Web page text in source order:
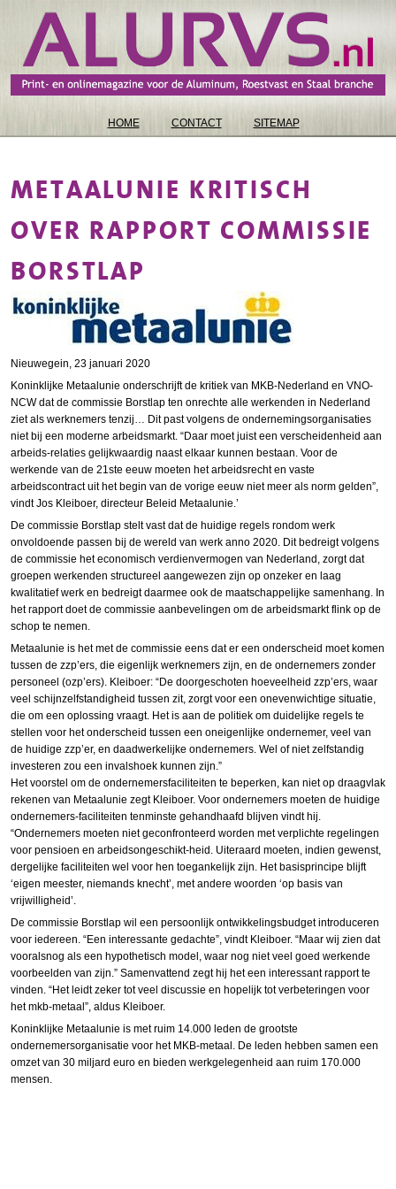
HOME CONTACT SITEMAP
METAALUNIE KRITISCH
OVER RAPPORT COMMISSIE
BORSTLAP
Nieuwegein, 23 januari 2020
Koninklijke Metaalunie onderschrijft de kritiek van MKB-Nederland en VNO-
NCW dat de commissie Borstlap ten onrechte alle werkenden in Nederland
ziet als werknemers tenzij… Dit past volgens de ondernemingsorganisaties
niet bij een moderne arbeidsmarkt. “Daar moet juist een verscheidenheid aan
arbeids-relaties gelijkwaardig naast elkaar kunnen bestaan. Voor de
werkende van de 21ste eeuw moeten het arbeidsrecht en vaste
arbeidscontract uit het begin van de vorige eeuw niet meer als norm gelden”,
vindt Jos Kleiboer, directeur Beleid Metaalunie.’
De commissie Borstlap stelt vast dat de huidige regels rondom werk
onvoldoende passen bij de wereld van werk anno 2020. Dit bedreigt volgens
de commissie het economisch verdienvermogen van Nederland, zorgt dat
groepen werkenden structureel aangewezen zijn op onzeker en laag
kwalitatief werk en bedreigt daarmee ook de maatschappelijke samenhang. In
het rapport doet de commissie aanbevelingen om de arbeidsmarkt flink op de
schop te nemen.
Metaalunie is het met de commissie eens dat er een onderscheid moet komen
tussen de zzp’ers, die eigenlijk werknemers zijn, en de ondernemers zonder
personeel (ozp’ers). Kleiboer: “De doorgeschoten hoeveelheid zzp’ers, waar
veel schijnzelfstandigheid tussen zit, zorgt voor een onevenwichtige situatie,
die om een oplossing vraagt. Het is aan de politiek om duidelijke regels te
stellen voor het onderscheid tussen een oneigenlijke ondernemer, veel van
de huidige zzp’er, en daadwerkelijke ondernemers. Wel of niet zelfstandig
investeren zou een invalshoek kunnen zijn.”
Het voorstel om de ondernemersfaciliteiten te beperken, kan niet op draagvlak
rekenen van Metaalunie zegt Kleiboer. Voor ondernemers moeten de huidige
ondernemers-faciliteiten tenminste gehandhaafd blijven vindt hij.
“Ondernemers moeten niet geconfronteerd worden met verplichte regelingen
voor pensioen en arbeidsongeschikt-heid. Uiteraard moeten, indien gewenst,
dergelijke faciliteiten wel voor hen toegankelijk zijn. Het basisprincipe blijft
‘eigen meester, niemands knecht’, met andere woorden ‘op basis van
vrijwilligheid’.
De commissie Borstlap wil een persoonlijk ontwikkelingsbudget introduceren
voor iedereen. “Een interessante gedachte”, vindt Kleiboer. “Maar wij zien dat
vooralsnog als een hypothetisch model, waar nog niet veel goed werkende
voorbeelden van zijn.” Samenvattend zegt hij het een interessant rapport te
vinden. “Het leidt zeker tot veel discussie en hopelijk tot verbeteringen voor
het mkb-metaal”, aldus Kleiboer.
Koninklijke Metaalunie is met ruim 14.000 leden de grootste
ondernemersorganisatie voor het MKB-metaal. De leden hebben samen een
omzet van 30 miljard euro en bieden werkgelegenheid aan ruim 170.000
mensen.